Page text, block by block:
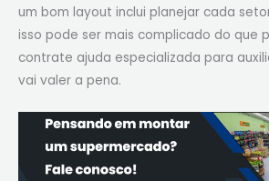
um bom layout inclui planejar cada
isso pode ser mais complicado do que
contrate ajuda especializada para
vai valer a pena.